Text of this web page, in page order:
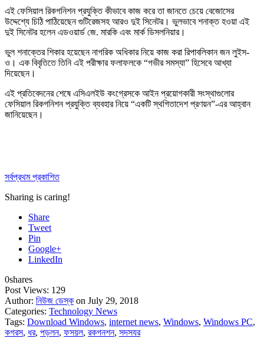
এই ফেসিয়াল রিকগনিশন প্রযুক্তি কীভাবে কাজ করে তা জানতে চেয়ে বেজোসের
উদ্দেশ্যে চিঠি পাঠিয়েছেন গুটিরেজসহ আরও দুই সিনেটর। ভুলভাবে শনাক্ত হওয়া এই
দুই সিনেটর হলেন এডওয়ার্ড জে. মারকি এবং মার্ক ডিসলনিয়ার।
ভুল শনাক্তের শিকার হয়েছেন নাগরিক অধিকার নিয়ে কাজ করা রিপাবলিকান জন লুইস-
ও। এক বিবৃতিতে তিনি এই পরীক্ষার ফলাফলকে “গভীর সমস্যা” হিসেবে আখ্যা
দিয়েছেন।
এই প্রতিবেদনের শেষে এসিএলইউ কংগ্রেসকে আইন প্রয়োগকারী সংস্থাগুলোর
ফেসিয়াল রিকগনিশন প্রযুক্তি ব্যবহার নিয়ে “একটি স্থগিতাদেশ প্রণয়ন”-এর আহ্বান
জানিয়েছেন।
সর্বপ্রথম প্রকাশিত
Sharing is caring!
Share
Tweet
Pin
Google+
LinkedIn
0shares
Post Views: 129
Author: নিউজ ডেস্ক on July 29, 2018
Categories: Technology News
Tags: Download Windows, internet news, Windows, Windows PC,
কগরস, ধর, পড়লন, ফসয়ল, রকগনশন, সদসযর